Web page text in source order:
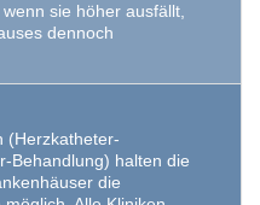
sie höher ausfällt,
dennoch
(Herzkatheter-
Behandlung) halten die
die